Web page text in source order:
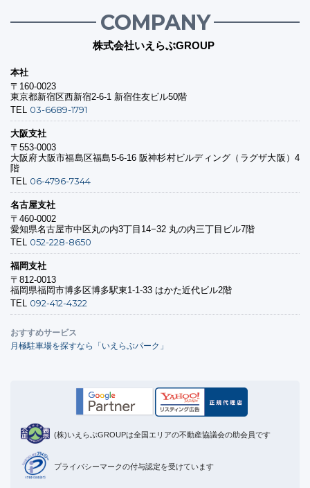
COMPANY
株式会社いえらぶGROUP
本社
〒160-0023
東京都新宿区西新宿2-6-1 新宿住友ビル50階
TEL 03-6689-1791
大阪支社
〒553-0003
大阪府大阪市福島区福島5-6-16 阪神杉村ビルディング（ラグザ大阪）4
階
TEL 06-4796-7344
名古屋支社
〒460-0002
愛知県名古屋市中区丸の内3丁目14−32 丸の内三丁目ビル7階
TEL 052-228-8650
福岡支社
〒812-0013
福岡県福岡市博多区博多駅東1-1-33 はかた近代ビル2階
TEL 092-412-4322
おすすめサービス
月極駐車場を探すなら「いえらぶパーク」
(株)いえらぶGROUPは全国エリアの不動産協議会の助会員です
プライバシーマークの付与認定を受けています